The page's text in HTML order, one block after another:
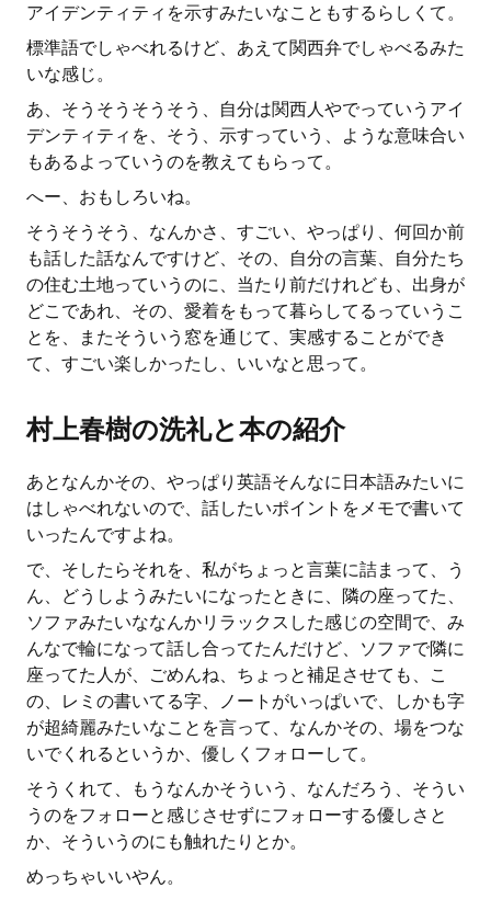
アイデンティティを示すみたいなこともするらしくて。
標準語でしゃべれるけど、あえて関西弁でしゃべるみた
いな感じ。
あ、そうそうそうそう、自分は関西人やでっていうアイ
デンティティを、そう、示すっていう、ような意味合い
もあるよっていうのを教えてもらって。
へー、おもしろいね。
そうそうそう、なんかさ、すごい、やっぱり、何回か前
も話した話なんですけど、その、自分の言葉、自分たち
の住む土地っていうのに、当たり前だけれども、出身が
どこであれ、その、愛着をもって暮らしてるっていうこ
とを、またそういう窓を通じて、実感することができ
て、すごい楽しかったし、いいなと思って。
村上春樹の洗礼と本の紹介
あとなんかその、やっぱり英語そんなに日本語みたいに
はしゃべれないので、話したいポイントをメモで書いて
いったんですよね。
で、そしたらそれを、私がちょっと言葉に詰まって、う
ん、どうしようみたいになったときに、隣の座ってた、
ソファみたいななんかリラックスした感じの空間で、み
んなで輪になって話し合ってたんだけど、ソファで隣に
座ってた人が、ごめんね、ちょっと補足させても、こ
の、レミの書いてる字、ノートがいっぱいで、しかも字
が超綺麗みたいなことを言って、なんかその、場をつな
いでくれるというか、優しくフォローして。
そうくれて、もうなんかそういう、なんだろう、そうい
うのをフォローと感じさせずにフォローする優しさと
か、そういうのにも触れたりとか。
めっちゃいいやん。